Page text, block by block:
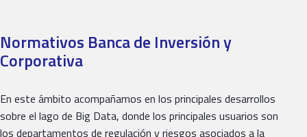
Normativos Banca de Inversión y
Corporativa
En este ámbito acompañamos en los principales desarrollos
sobre el lago de Big Data, donde los principales usuarios son
los departamentos de regulación y riesgos asociados a la